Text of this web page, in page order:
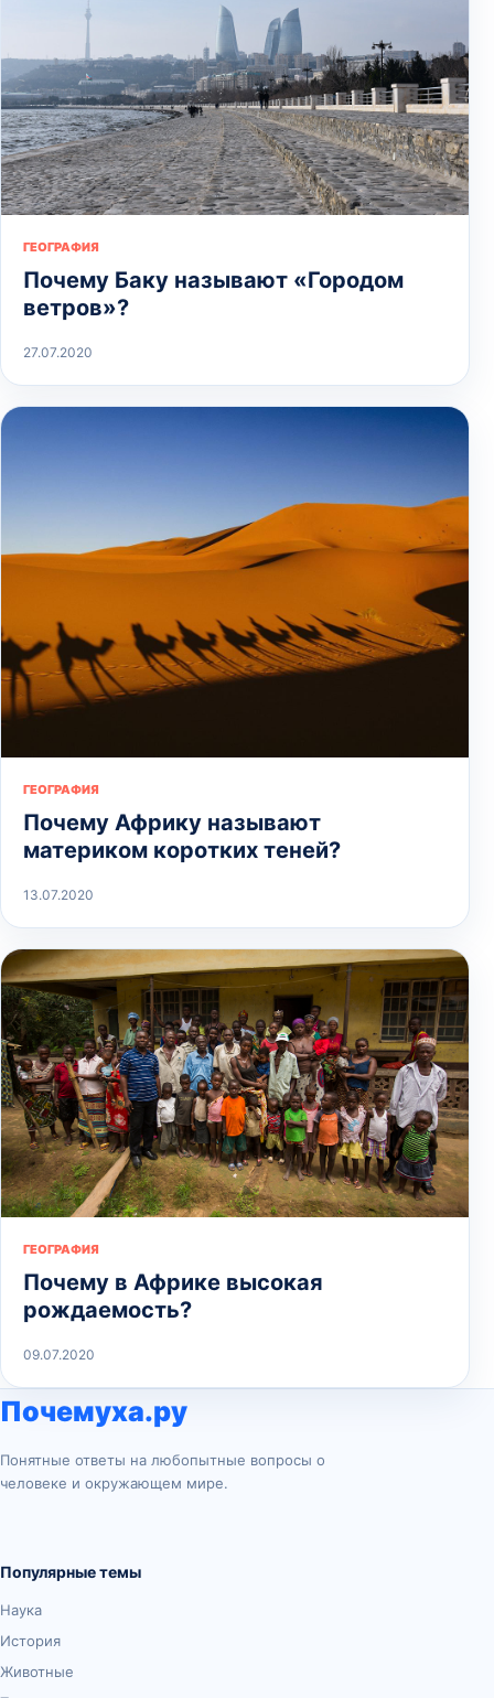
ГЕОГРАФИЯ
Почему Баку называют «Городом
ветров»?
27.07.2020
ГЕОГРАФИЯ
Почему Африку называют
материком коротких теней?
13.07.2020
ГЕОГРАФИЯ
Почему в Африке высокая
рождаемость?
09.07.2020
Почемуха.ру
Понятные ответы на любопытные вопросы о
человеке и окружающем мире.
Популярные темы
Наука
История
Животные